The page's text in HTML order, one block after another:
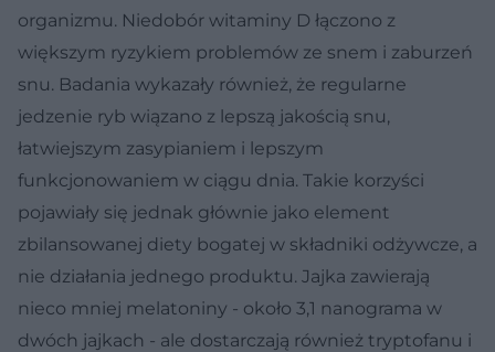
organizmu. Niedobór witaminy D łączono z
większym ryzykiem problemów ze snem i zaburzeń
snu. Badania wykazały również, że regularne
jedzenie ryb wiązano z lepszą jakością snu,
łatwiejszym zasypianiem i lepszym
funkcjonowaniem w ciągu dnia. Takie korzyści
pojawiały się jednak głównie jako element
zbilansowanej diety bogatej w składniki odżywcze, a
nie działania jednego produktu. Jajka zawierają
nieco mniej melatoniny - około 3,1 nanograma w
dwóch jajkach - ale dostarczają również tryptofanu i